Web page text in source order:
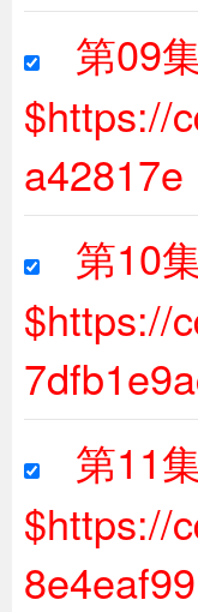
第09
$https://
a42817e
第10
$https://
第11
$https://
8e4eaf99